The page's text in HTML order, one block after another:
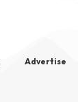
Advertise